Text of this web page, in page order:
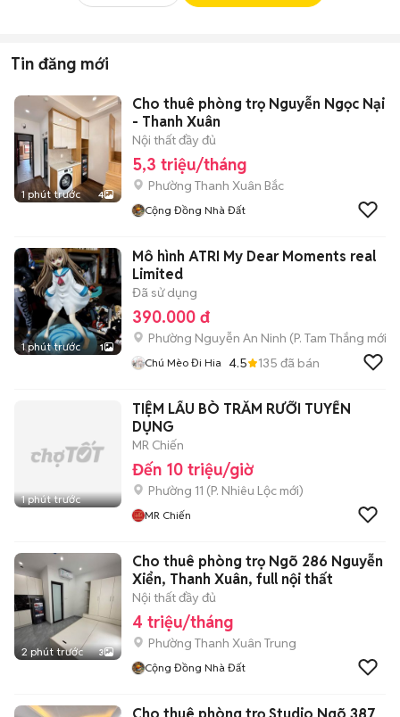
Tin đăng mới
1 phút trước 4
Cho thuê phòng trọ Nguyễn Ngọc Nại
- Thanh Xuân
Nội thất đầy đủ
5,3 triệu/tháng
Phường Thanh Xuân Bắc
Cộng Đồng Nhà Đất
1 phút trước 1
Mô hình ATRI My Dear Moments real
Limited
Đã sử dụng
390.000 đ
Phường Nguyễn An Ninh (P. Tam Thắng mới)
Chú Mèo Đi Hia 4.5 135 đã bán
1 phút trước
TIỆM LẨU BÒ TRĂM RƯỠI TUYỂN
DỤNG
MR Chiến
Đến 10 triệu/giờ
Phường 11 (P. Nhiêu Lộc mới)
MR Chiến
2 phút trước 3
Cho thuê phòng trọ Ngõ 286 Nguyễn
Xiển, Thanh Xuân, full nội thất
Nội thất đầy đủ
4 triệu/tháng
Phường Thanh Xuân Trung
Cộng Đồng Nhà Đất